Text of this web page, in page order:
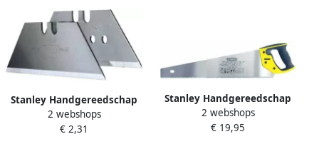
Stanley Handgereedschap
Reserve Mesjes 1991 zonder
gaten 5 stuks kaart 0-11-
2 webshops
€ 2,31
Stanley Handgereedschap
Handzaag JetCut SP 500mm
7T inch 2-15-288
2 webshops
€ 19,95